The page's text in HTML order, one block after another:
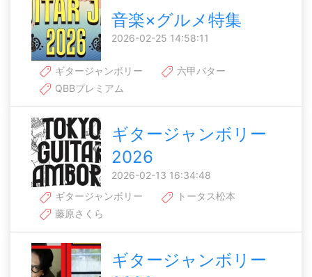
音楽×グルメ特集
2026-02-25 14:58:11
ギタージャンボリー
六甲バター
QBBプレミアム
ギタージャンボリー
2026
2026-02-13 16:34:48
ギタージャンボリー
トータス松本
藤原さくら
ギタージャンボリー